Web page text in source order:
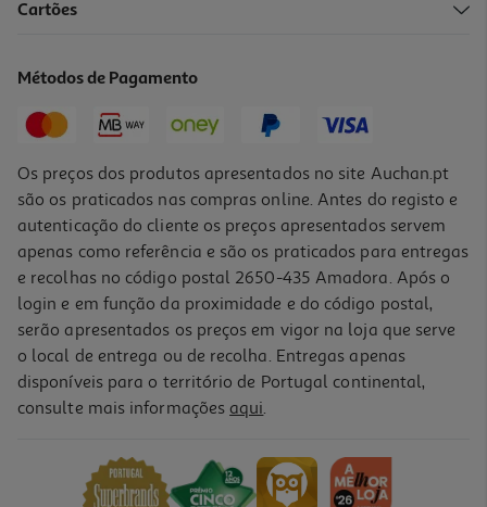
Tripé Com Anel Luz Qilive 600122560 Xl Q.4224
29,99 €
Cartões
Métodos de Pagamento
Os preços dos produtos apresentados no site Auchan.pt
são os praticados nas compras online. Antes do registo e
autenticação do cliente os preços apresentados servem
apenas como referência e são os praticados para entregas
e recolhas no código postal 2650-435 Amadora. Após o
login e em função da proximidade e do código postal,
serão apresentados os preços em vigor na loja que serve
o local de entrega ou de recolha. Entregas apenas
disponíveis para o território de Portugal continental,
consulte mais informações aqui.